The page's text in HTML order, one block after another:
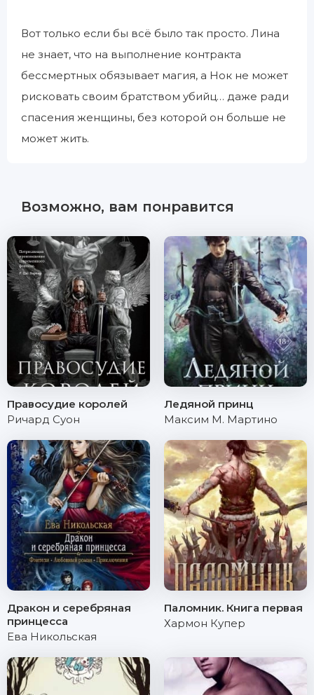
Вот только если бы всё было так просто. Лина
не знает, что на выполнение контракта
бессмертных обязывает магия, а Нок не может
рисковать своим братством убийц… даже ради
спасения женщины, без которой он больше не
может жить.
Возможно, вам понравится
Правосудие королей
Ричард Суон
Ледяной принц
Максим М. Мартино
Дракон и серебряная
принцесса
Ева Никольская
Паломник. Книга первая
Хармон Купер